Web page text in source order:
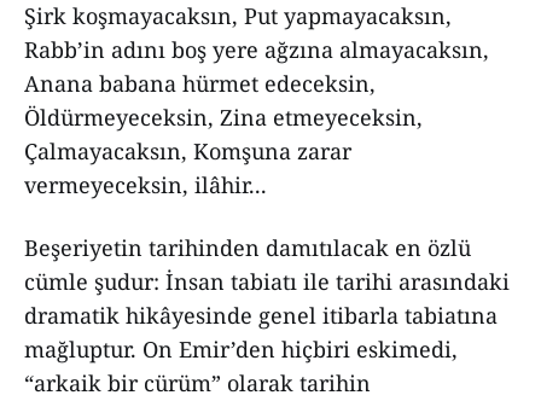
Şirk koşmayacaksın, Put yapmayacaksın,
Rabb’in adını boş yere ağzına almayacaksın,
Anana babana hürmet edeceksin,
Öldürmeyeceksin, Zina etmeyeceksin,
Çalmayacaksın, Komşuna zarar
vermeyeceksin, ilâhir...
Beşeriyetin tarihinden damıtılacak en özlü
cümle şudur: İnsan tabiatı ile tarihi arasındaki
dramatik hikâyesinde genel itibarla tabiatına
mağluptur. On Emir’den hiçbiri eskimedi,
“arkaik bir cürüm” olarak tarihin